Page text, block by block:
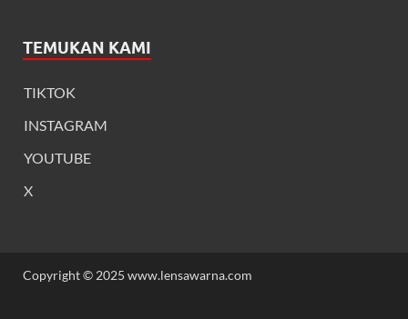
TEMUKAN KAMI
TIKTOK
INSTAGRAM
YOUTUBE
X
Copyright © 2025 www.lensawarna.com